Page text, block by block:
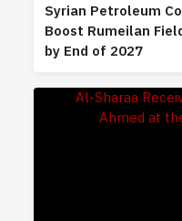
Syrian Petroleum
Boost Rumeilan
by End of 2027